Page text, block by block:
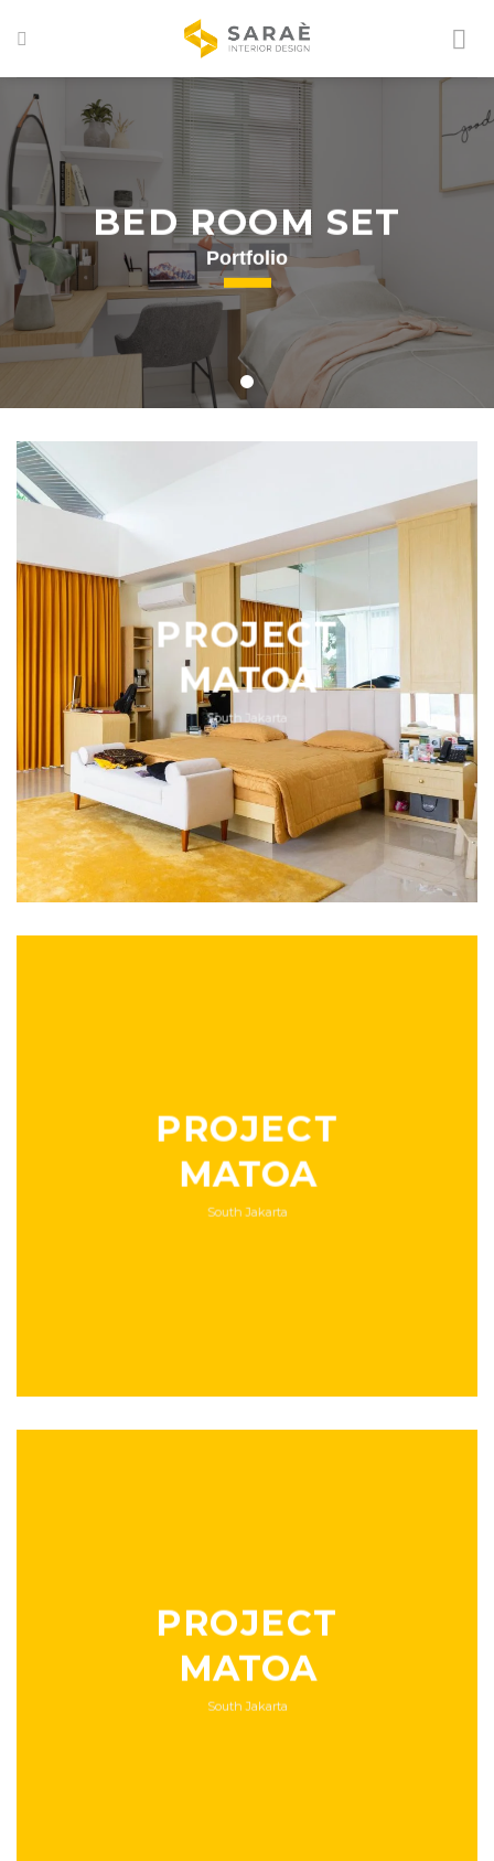
BED ROOM SET
Portfolio
PROJECT
MATOA
South Jakarta
PROJECT
MATOA
South Jakarta
PROJECT
MATOA
South Jakarta